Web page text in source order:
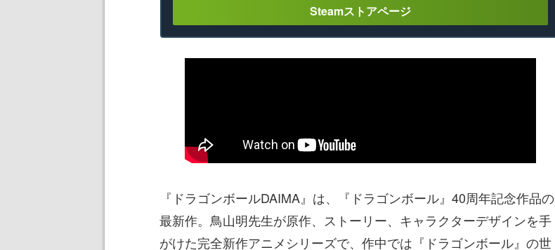
Steamストアページ
『ドラゴンボールDAIMA』は、『ドラゴンボール』40周年記念作品の
最新作。鳥山明先生が原作、ストーリー、キャラクターデザインを手
がけた完全新作アニメシリーズで、作中では『ドラゴンボール』の世